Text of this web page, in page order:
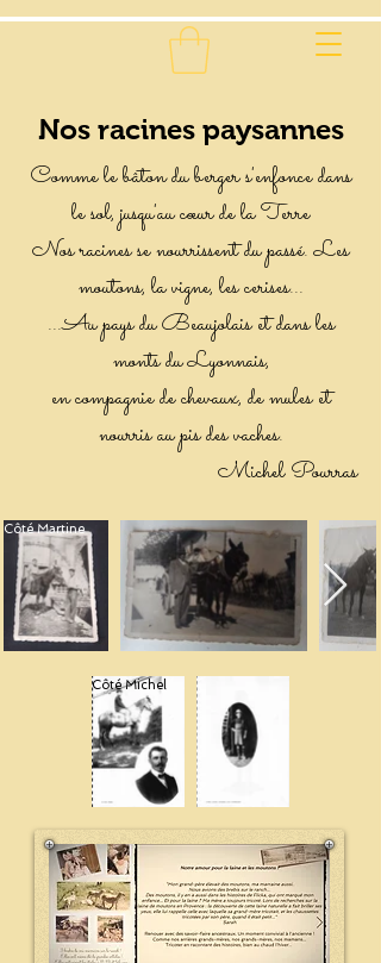
Nos racines paysannes
Comme le bâton du berger s'enfonce dans
le sol, jusqu'au cœur de la Terre
Nos racines se nourrissent du passé. Les
moutons, la vigne, les cerises...
...Au pays du Beaujolais et dans les
monts du Lyonnais,
en compagnie de chevaux, de mules et
nourris au pis des vaches.
Michel Pourras
Côté Martine
Côté Michel